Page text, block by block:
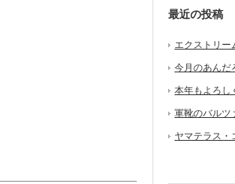
最近の投稿
エクストリー
今月のあんだ
本年もよろし
軍靴のバルツ
ヤマテラス・